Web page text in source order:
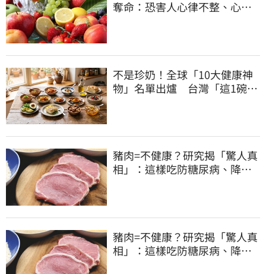
奪命：恐害人心律不整、心臟
不是珍奶！全球「10大健康神
物」名單出爐 台灣「這1碗」
豬肉=不健康？研究揭「驚人真
相」：這樣吃防糖尿病、降膽
豬肉=不健康？研究揭「驚人真
相」：這樣吃防糖尿病、降膽